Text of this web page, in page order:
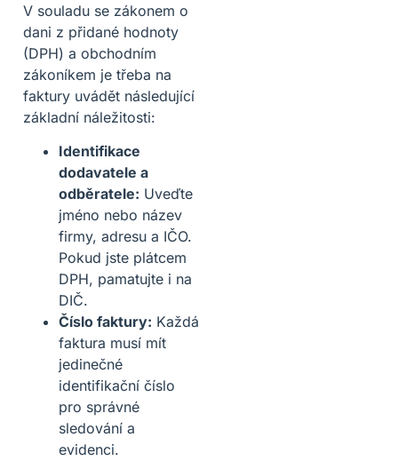
V souladu se zákonem o
dani z přidané hodnoty
(DPH) a obchodním
zákoníkem je třeba na
faktury uvádět následující
základní náležitosti:
Identifikace
dodavatele a
odběratele: Uveďte
jméno nebo název
firmy, adresu a IČO.
Pokud jste plátcem
DPH, pamatujte i na
DIČ.
Číslo faktury: Každá
faktura musí mít
jedinečné
identifikační číslo
pro správné
sledování a
evidenci.